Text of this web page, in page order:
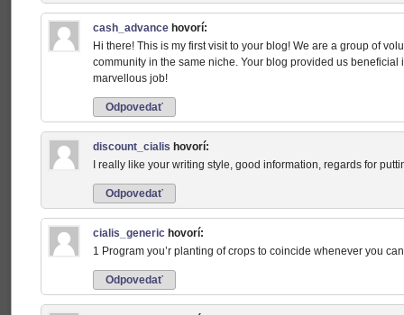
cash_advance hovorí:
Hi there! This is my first visit to your blog! We are a group of
community in the same niche. Your blog provided us
marvellous job!
Odpovedať
discount_cialis hovorí:
I really like your writing style, good information, regards for
Odpovedať
cialis_generic hovorí:
1 Program you’r planting of crops to coincide whenever you
Odpovedať